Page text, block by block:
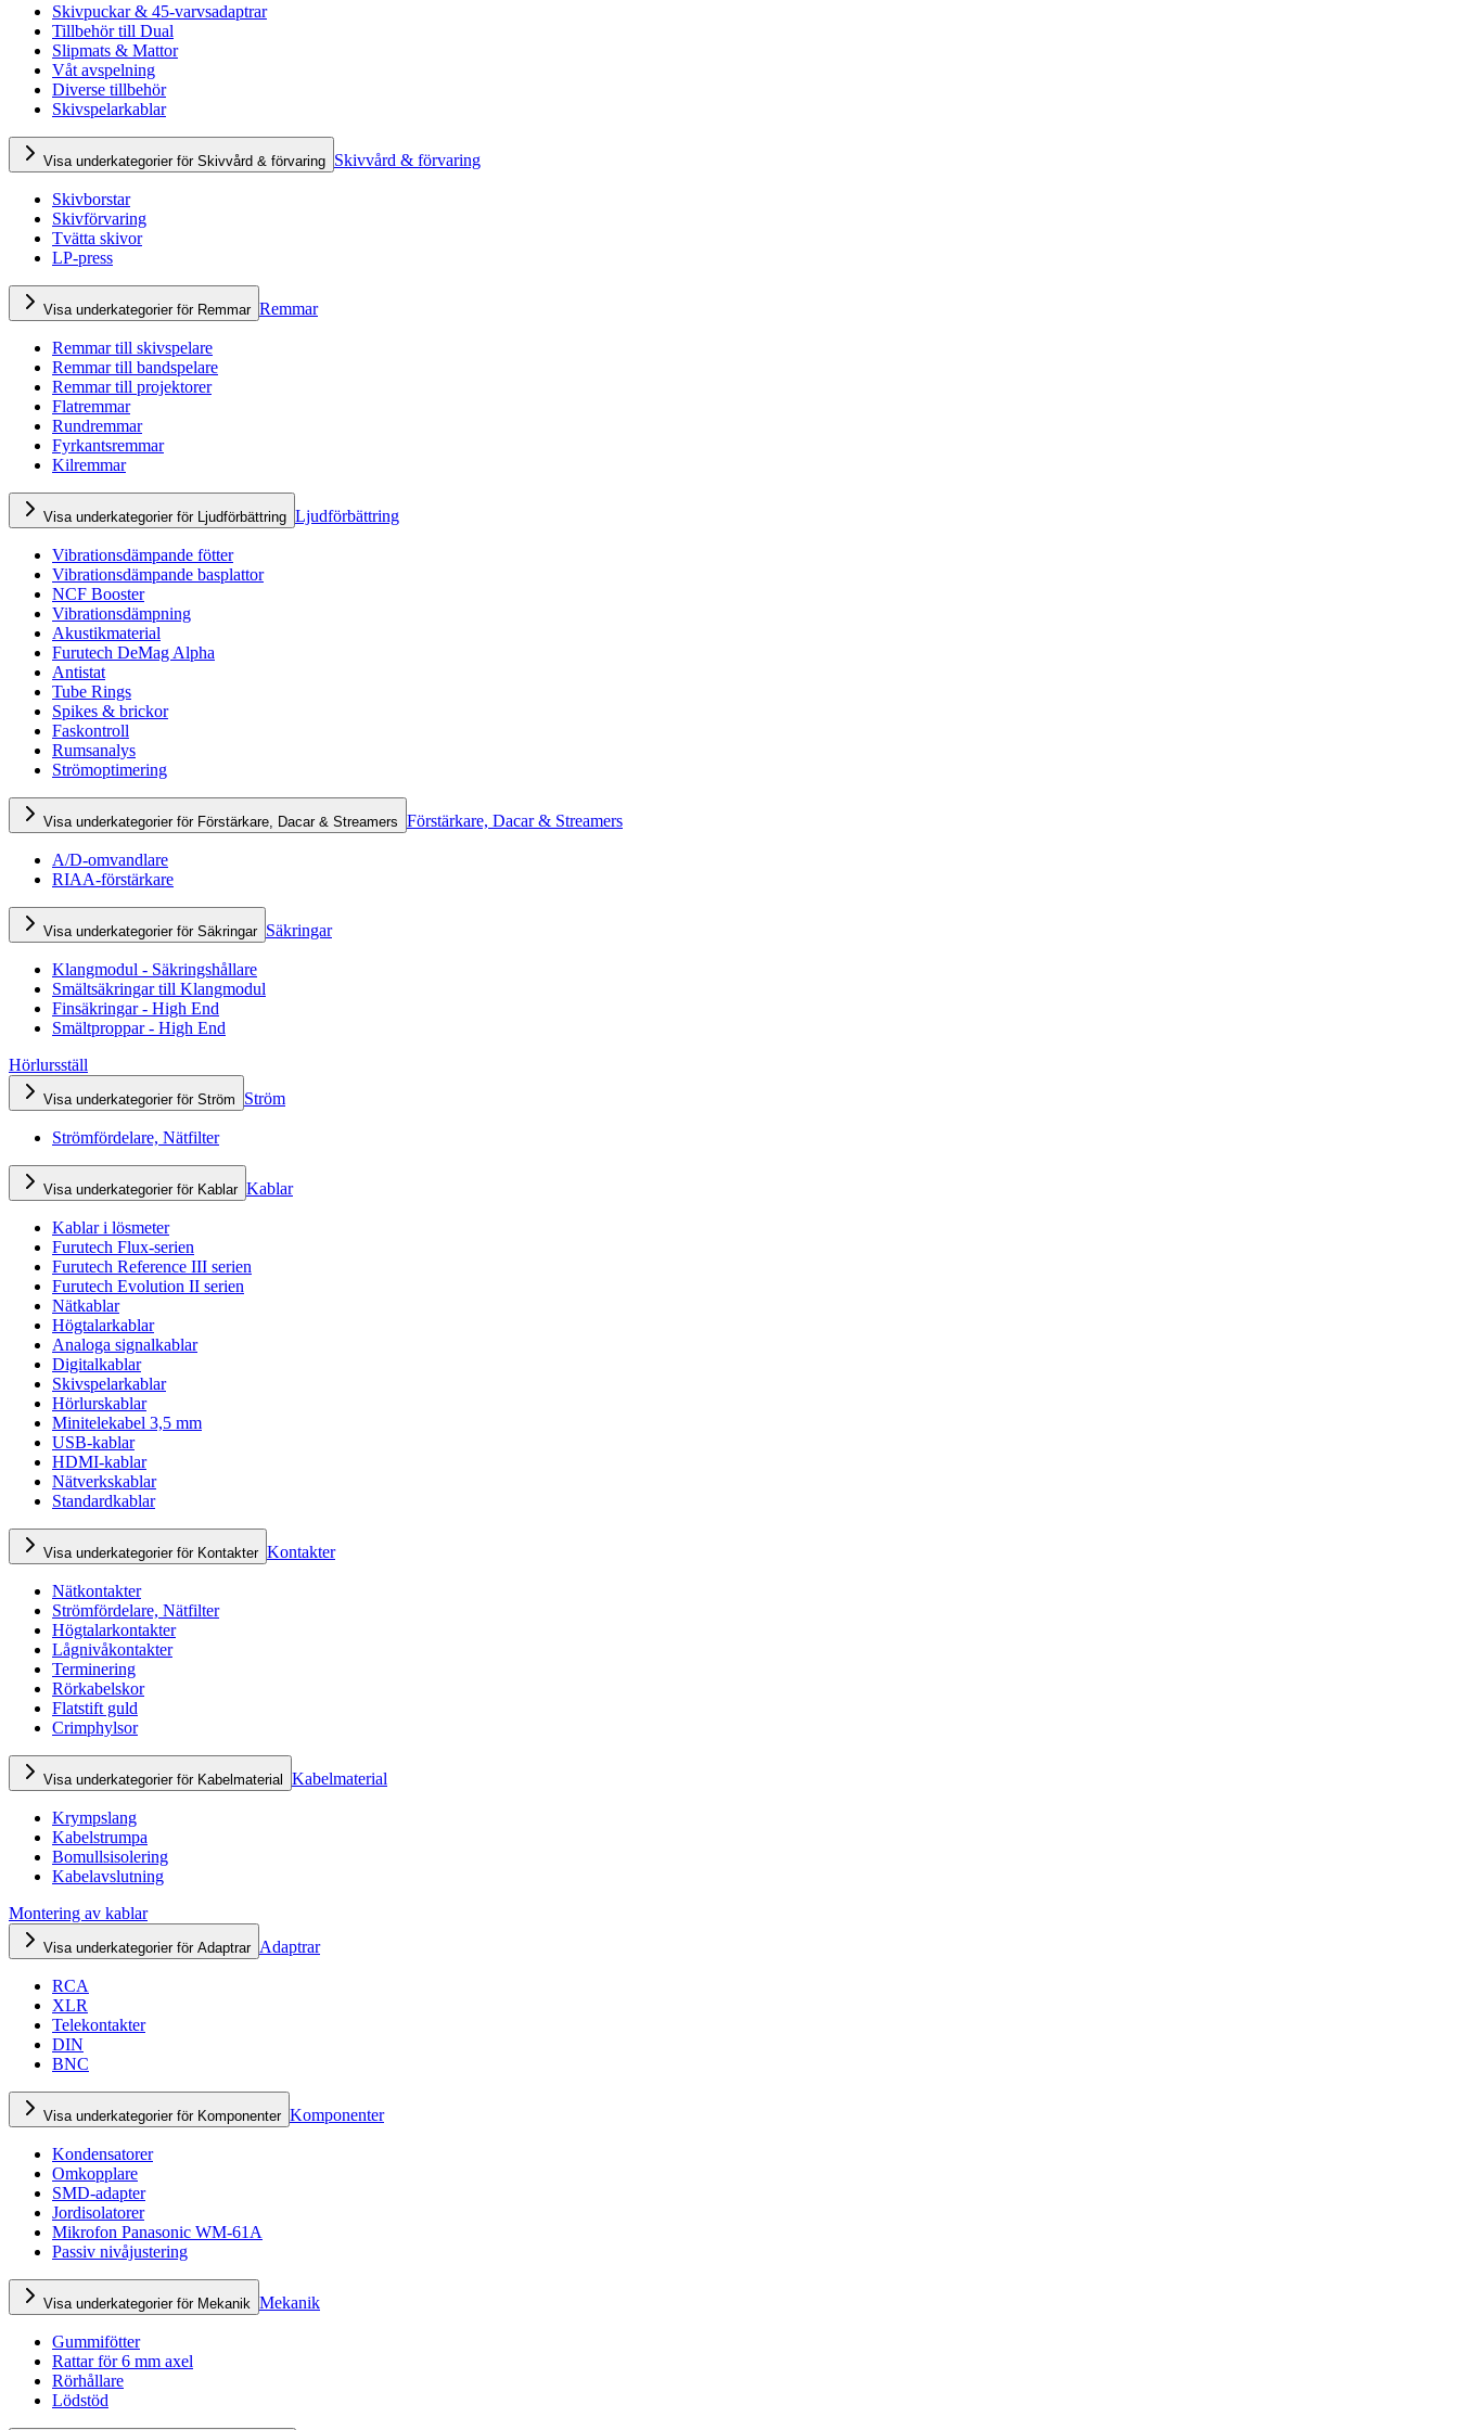
Skivpuckar & 45-varvsadaptrar
Tillbehör till Dual
Slipmats & Mattor
Våt avspelning
Diverse tillbehör
Skivspelarkablar
Visa underkategorier för Skivvård & förvaring Skivvård & förvaring
Skivborstar
Skivförvaring
Tvätta skivor
LP-press
Visa underkategorier för Remmar Remmar
Remmar till skivspelare
Remmar till bandspelare
Remmar till projektorer
Flatremmar
Rundremmar
Fyrkantsremmar
Kilremmar
Visa underkategorier för Ljudförbättring Ljudförbättring
Vibrationsdämpande fötter
Vibrationsdämpande basplattor
NCF Booster
Vibrationsdämpning
Akustikmaterial
Furutech DeMag Alpha
Antistat
Tube Rings
Spikes & brickor
Faskontroll
Rumsanalys
Strömoptimering
Visa underkategorier för Förstärkare, Dacar & Streamers Förstärkare, Dacar & Streamers
A/D-omvandlare
RIAA-förstärkare
Visa underkategorier för Säkringar Säkringar
Klangmodul - Säkringshållare
Smältsäkringar till Klangmodul
Finsäkringar - High End
Smältproppar - High End
Hörlursställ
Visa underkategorier för Ström Ström
Strömfördelare, Nätfilter
Visa underkategorier för Kablar Kablar
Kablar i lösmeter
Furutech Flux-serien
Furutech Reference III serien
Furutech Evolution II serien
Nätkablar
Högtalarkablar
Analoga signalkablar
Digitalkablar
Skivspelarkablar
Hörlurskablar
Minitelekabel 3,5 mm
USB-kablar
HDMI-kablar
Nätverkskablar
Standardkablar
Visa underkategorier för Kontakter Kontakter
Nätkontakter
Strömfördelare, Nätfilter
Högtalarkontakter
Lågnivåkontakter
Terminering
Rörkabelskor
Flatstift guld
Crimphylsor
Visa underkategorier för Kabelmaterial Kabelmaterial
Krympslang
Kabelstrumpa
Bomullsisolering
Kabelavslutning
Montering av kablar
Visa underkategorier för Adaptrar Adaptrar
RCA
XLR
Telekontakter
DIN
BNC
Visa underkategorier för Komponenter Komponenter
Kondensatorer
Omkopplare
SMD-adapter
Jordisolatorer
Mikrofon Panasonic WM-61A
Passiv nivåjustering
Visa underkategorier för Mekanik Mekanik
Gummifötter
Rattar för 6 mm axel
Rörhållare
Lödstöd